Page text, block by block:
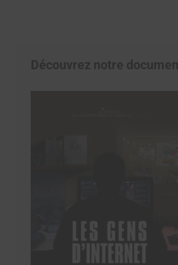
Découvrez notre